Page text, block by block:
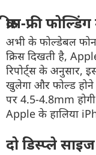
क्रीस-फ्रीफोल्डिंग
अभी के फोल्डेबल फोन
क्रिस दिखती है,
रिपोर्ट्स के अनुसार,
खुलेगा और फोल्ड होने
पर 4.5-4.8mm होगी
Apple के हालिया
दोडिस्प्लेसाइज